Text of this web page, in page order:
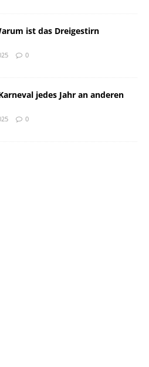
ist das Dreigestirn
0
jedes Jahr an anderen
0